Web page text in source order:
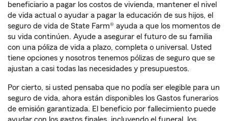
beneficiario a pagar los costos de vivienda, mantener el nivel
de vida actual o ayudar a pagar la educación de sus hijos, el
seguro de vida de State Farm® ayuda a que los momentos de
su vida continúen. Ayude a asegurar el futuro de su familia
con una póliza de vida a plazo, completa o universal. Usted
tiene opciones y nosotros tenemos pólizas de seguro que se
ajustan a casi todas las necesidades y presupuestos.
Por cierto, si usted pensaba que no podía ser elegible para un
seguro de vida, ahora están disponibles los Gastos funerarios
de emisión garantizada. El beneficio por fallecimiento puede